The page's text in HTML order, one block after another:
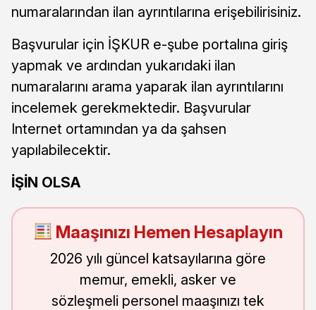
numaralarından ilan ayrıntılarına erişebilirisiniz.
Başvurular için İŞKUR e-şube portalına giriş
yapmak ve ardından yukarıdaki ilan
numaralarını arama yaparak ilan ayrıntılarını
incelemek gerekmektedir. Başvurular
Internet ortamından ya da şahsen
yapılabilecektir.
İŞİN OLSA
Maaşınızı Hemen Hesaplayın
2026 yılı güncel katsayılarına göre
memur, emekli, asker ve
sözleşmeli personel maaşınızı tek